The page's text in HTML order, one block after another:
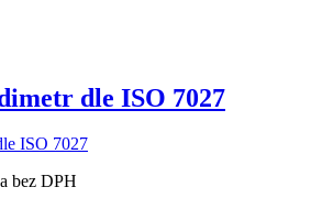
dle ISO 7027
bez DPH